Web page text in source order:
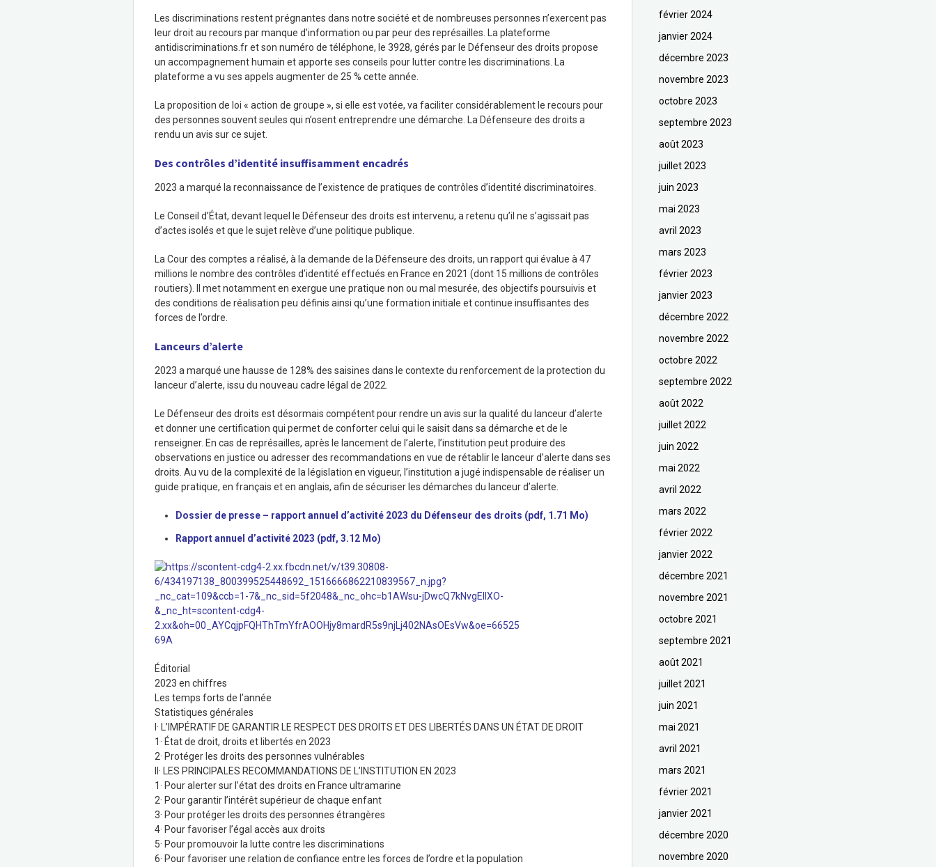
Les discriminations restent prégnantes dans notre société et de nombreuses personnes n’exercent pas
leur droit au recours par manque d’information ou par peur des représailles. La plateforme
antidiscriminations.fr et son numéro de téléphone, le 3928, gérés par le Défenseur des droits propose
un accompagnement humain et apporte ses conseils pour lutter contre les discriminations. La
plateforme a vu ses appels augmenter de 25 % cette année.
La proposition de loi « action de groupe », si elle est votée, va faciliter considérablement le recours pour
des personnes souvent seules qui n’osent entreprendre une démarche. La Défenseure des droits a
rendu un avis sur ce sujet.
Des contrôles d’identité insuffisamment encadrés
2023 a marqué la reconnaissance de l’existence de pratiques de contrôles d’identité discriminatoires.
Le Conseil d’État, devant lequel le Défenseur des droits est intervenu, a retenu qu’il ne s’agissait pas
d’actes isolés et que le sujet relève d’une politique publique.
La Cour des comptes a réalisé, à la demande de la Défenseure des droits, un rapport qui évalue à 47
millions le nombre des contrôles d’identité effectués en France en 2021 (dont 15 millions de contrôles
routiers). Il met notamment en exergue une pratique non ou mal mesurée, des objectifs poursuivis et
des conditions de réalisation peu définis ainsi qu’une formation initiale et continue insuffisantes des
forces de l’ordre.
Lanceurs d’alerte
2023 a marqué une hausse de 128% des saisines dans le contexte du renforcement de la protection du
lanceur d’alerte, issu du nouveau cadre légal de 2022.
Le Défenseur des droits est désormais compétent pour rendre un avis sur la qualité du lanceur d’alerte
et donner une certification qui permet de conforter celui qui le saisit dans sa démarche et de le
renseigner. En cas de représailles, après le lancement de l’alerte, l’institution peut produire des
observations en justice ou adresser des recommandations en vue de rétablir le lanceur d’alerte dans ses
droits. Au vu de la complexité de la législation en vigueur, l’institution a jugé indispensable de réaliser un
guide pratique, en français et en anglais, afin de sécuriser les démarches du lanceur d’alerte.
Dossier de presse – rapport annuel d’activité 2023 du Défenseur des droits (pdf, 1.71 Mo)
Rapport annuel d’activité 2023 (pdf, 3.12 Mo)
Éditorial
2023 en chiffres
Les temps forts de l’année
Statistiques générales
I· L’IMPÉRATIF DE GARANTIR LE RESPECT DES DROITS ET DES LIBERTÉS DANS UN ÉTAT DE DROIT
1· État de droit, droits et libertés en 2023
2· Protéger les droits des personnes vulnérables
II· LES PRINCIPALES RECOMMANDATIONS DE L’INSTITUTION EN 2023
1· Pour alerter sur l’état des droits en France ultramarine
2· Pour garantir l’intérêt supérieur de chaque enfant
3· Pour protéger les droits des personnes étrangères
4· Pour favoriser l’égal accès aux droits
5· Pour promouvoir la lutte contre les discriminations
6· Pour favoriser une relation de confiance entre les forces de l’ordre et la population
février 2024
janvier 2024
décembre 2023
novembre 2023
octobre 2023
septembre 2023
août 2023
juillet 2023
juin 2023
mai 2023
avril 2023
mars 2023
février 2023
janvier 2023
décembre 2022
novembre 2022
octobre 2022
septembre 2022
août 2022
juillet 2022
juin 2022
mai 2022
avril 2022
mars 2022
février 2022
janvier 2022
décembre 2021
novembre 2021
octobre 2021
septembre 2021
août 2021
juillet 2021
juin 2021
mai 2021
avril 2021
mars 2021
février 2021
janvier 2021
décembre 2020
novembre 2020